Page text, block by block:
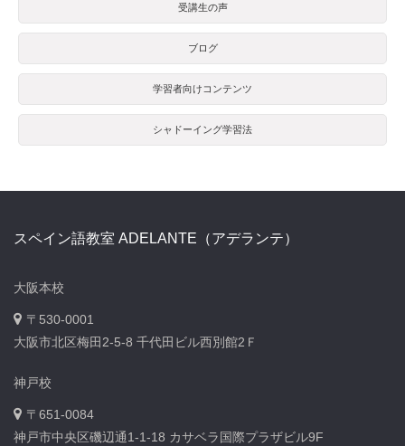
受講生の声
ブログ
学習者向けコンテンツ
シャドーイング学習法
スペイン語教室 ADELANTE（アデランテ）
大阪本校
〒530-0001
大阪市北区梅田2-5-8 千代田ビル西別館2Ｆ
神戸校
〒651-0084
神戸市中央区磯辺通1-1-18 カサベラ国際プラザビル9F